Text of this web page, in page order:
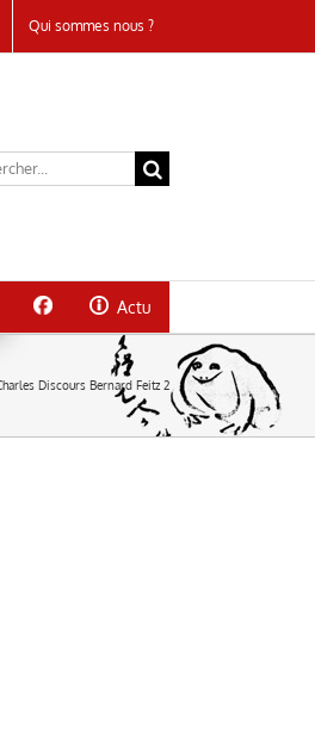
Qui sommes nous ?
Actu
Discours Bernard Feitz 2